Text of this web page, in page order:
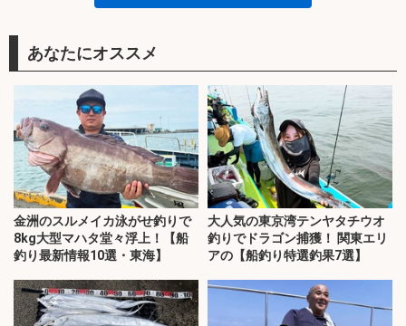
あなたにオススメ
金洲のスルメイカ泳がせ釣りで
8kg大型マハタ堂々浮上！【船
釣り最新情報10選・東海】
大人気の東京湾テンヤタチウオ
釣りでドラゴン捕獲！ 関東エリ
アの【船釣り特選釣果7選】